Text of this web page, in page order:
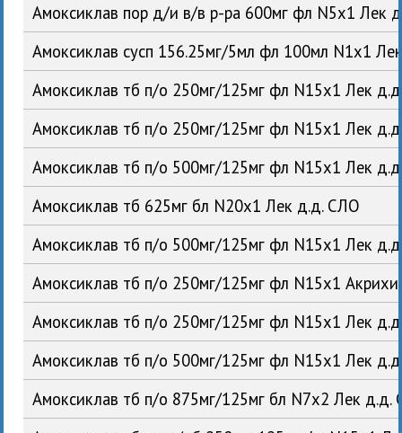
Амоксиклав пор д/и в/в р-ра 600мг фл N5x1 Лек
Амоксиклав сусп 156.25мг/5мл фл 100мл N1x1
Амоксиклав тб п/о 250мг/125мг фл N15x1 Лек
Амоксиклав тб п/о 250мг/125мг фл N15x1 Лек
Амоксиклав тб п/о 500мг/125мг фл N15x1 Лек
Амоксиклав тб 625мг бл N20x1 Лек д.д. СЛО
Амоксиклав тб п/о 500мг/125мг фл N15x1 Лек
Амоксиклав тб п/о 250мг/125мг фл N15x1
Амоксиклав тб п/о 250мг/125мг фл N15x1 Лек
Амоксиклав тб п/о 500мг/125мг фл N15x1 Лек
Амоксиклав тб п/о 875мг/125мг бл N7x2 Лек д.д.